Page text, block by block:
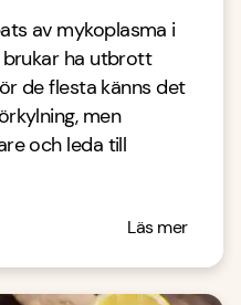
av mykoplasma i
brukar ha utbrott
de flesta känns det
men
och leda till
Läs mer